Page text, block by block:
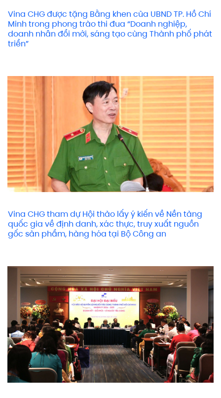
Vina CHG được tặng Bằng khen của UBND TP. Hồ Chí
Minh trong phong trào thi đua “Doanh nghiệp,
doanh nhân đổi mới, sáng tạo cùng Thành phố phát
triển”
Vina CHG tham dự Hội thảo lấy ý kiến về Nền tảng
quốc gia về định danh, xác thực, truy xuất nguồn
gốc sản phẩm, hàng hóa tại Bộ Công an